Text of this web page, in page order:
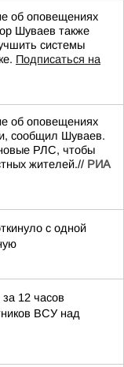
об оповещениях
Шуваев также
системы
Подписаться на
об оповещениях
сообщил Шуваев.
новые РЛС, чтобы
жителей.// РИА
с одной
12 часов
ВСУ над